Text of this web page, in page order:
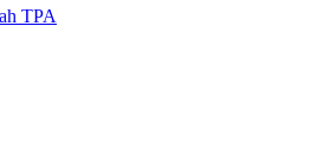
TPA